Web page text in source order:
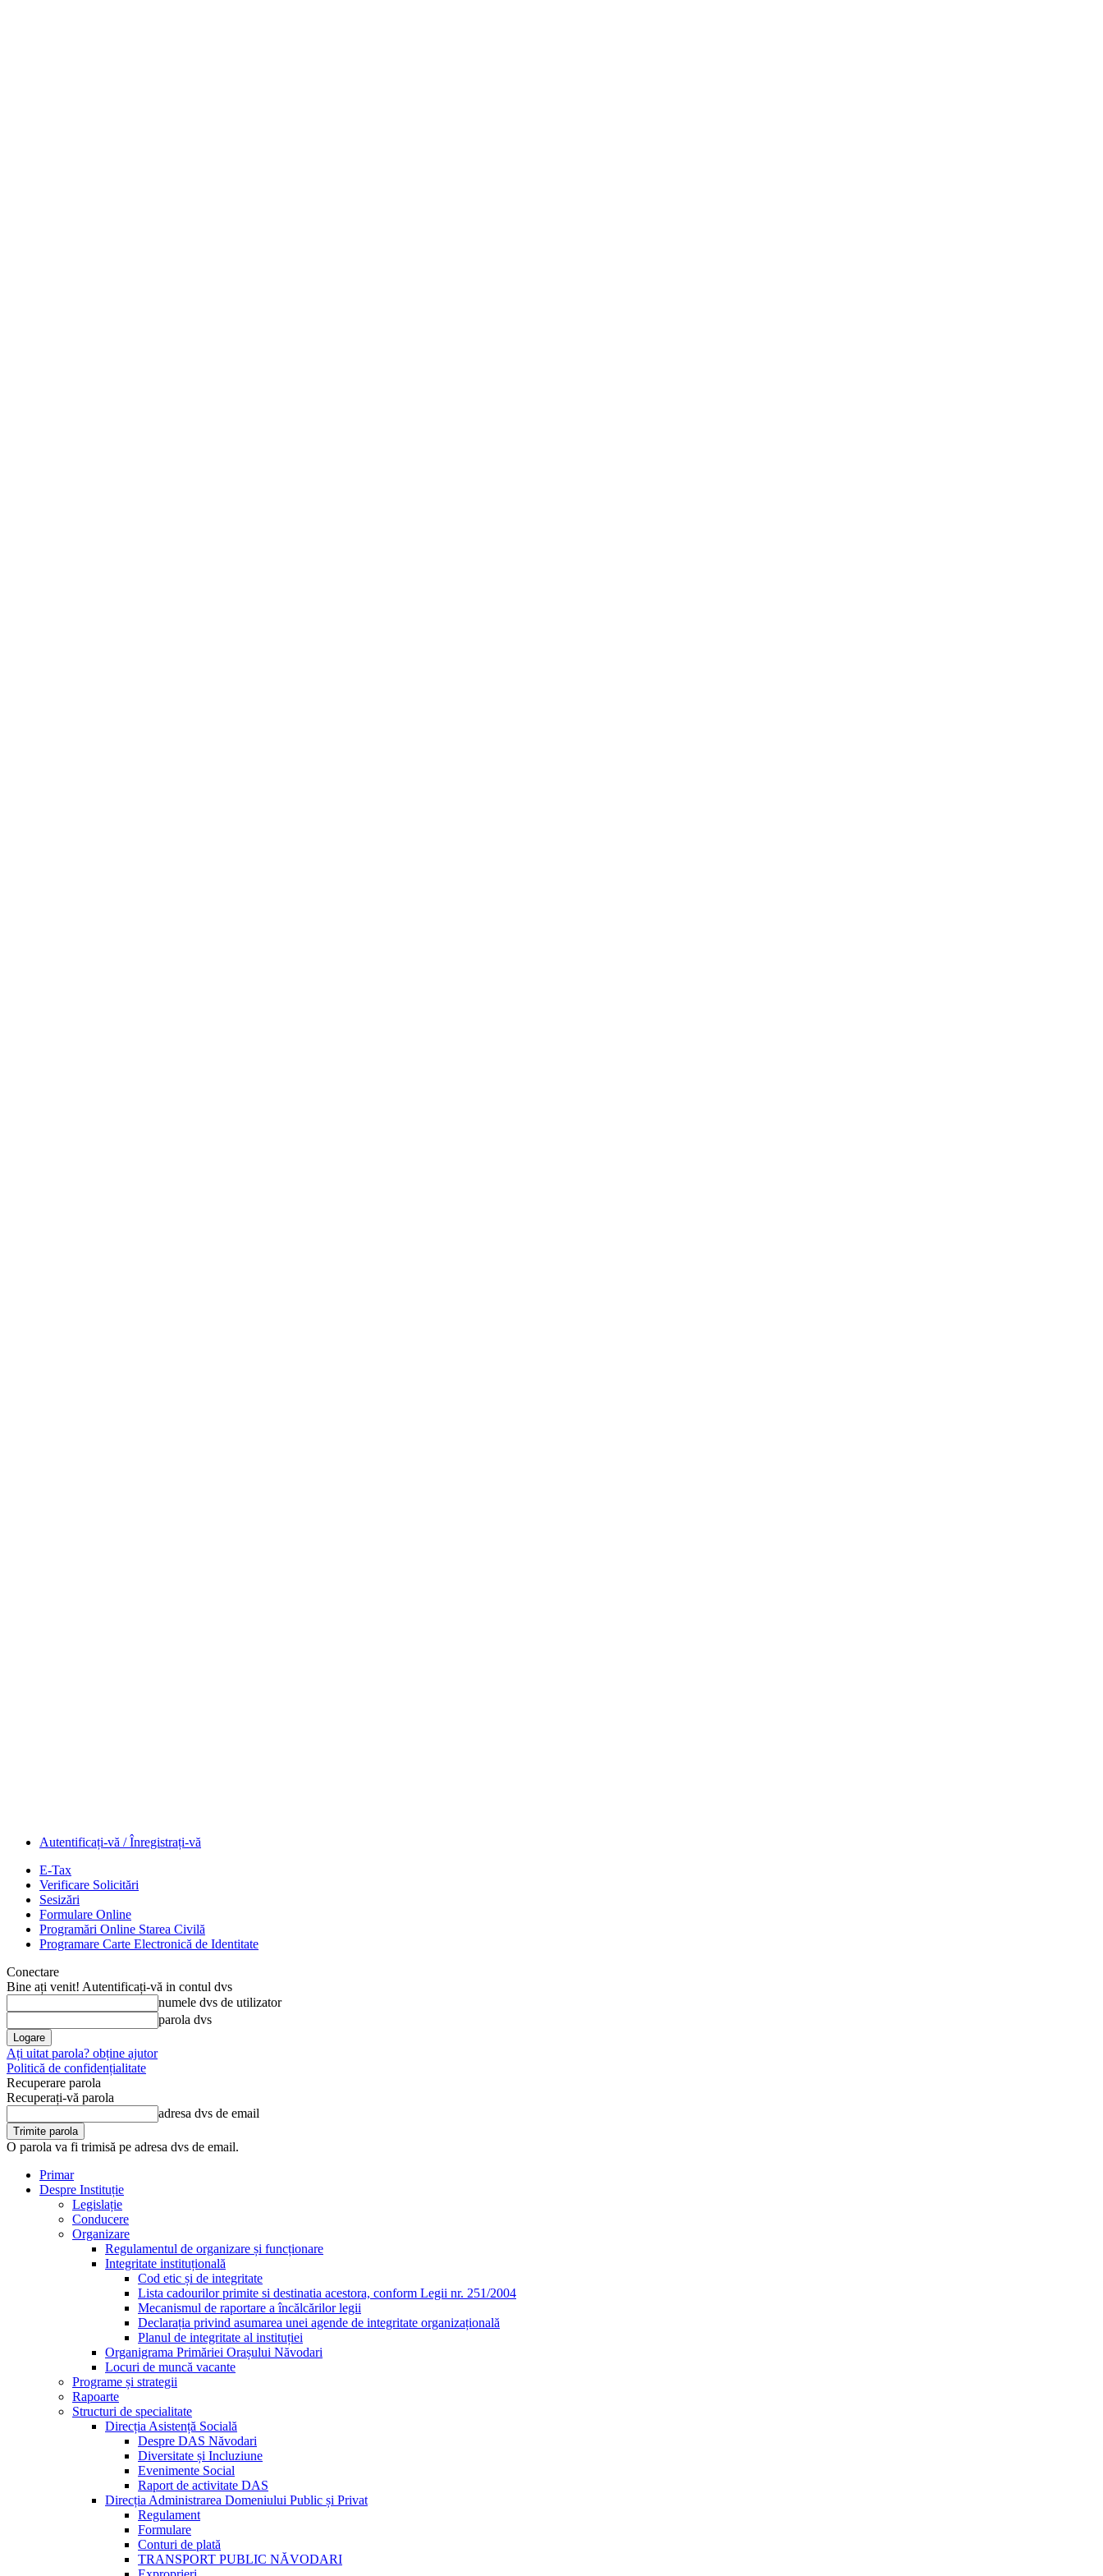
Autentificați-vă / Înregistrați-vă
E-Tax
Verificare Solicitări
Sesizări
Formulare Online
Programări Online Starea Civilă
Programare Carte Electronică de Identitate
Conectare
Bine ați venit! Autentificați-vă in contul dvs
numele dvs de utilizator
parola dvs
Ați uitat parola? obține ajutor
Politică de confidențialitate
Recuperare parola
Recuperați-vă parola
adresa dvs de email
O parola va fi trimisă pe adresa dvs de email.
Primar
Despre Instituție
Legislație
Conducere
Organizare
Regulamentul de organizare și funcționare
Integritate instituțională
Cod etic și de integritate
Lista cadourilor primite si destinatia acestora, conform Legii nr. 251/2004
Mecanismul de raportare a încălcărilor legii
Declarația privind asumarea unei agende de integritate organizațională
Planul de integritate al instituției
Organigrama Primăriei Orașului Năvodari
Locuri de muncă vacante
Programe și strategii
Rapoarte
Structuri de specialitate
Direcția Asistență Socială
Despre DAS Năvodari
Diversitate și Incluziune
Evenimente Social
Raport de activitate DAS
Direcția Administrarea Domeniului Public și Privat
Regulament
Formulare
Conturi de plată
TRANSPORT PUBLIC NĂVODARI